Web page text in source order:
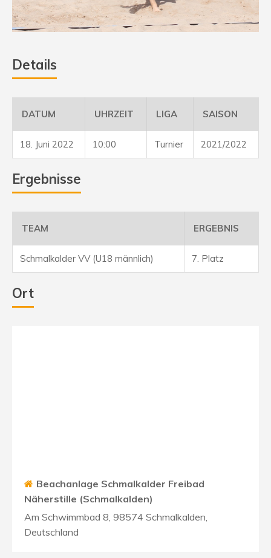
Details
DATUM UHRZEIT LIGA SAISON
18. Juni 2022 10:00 Turnier 2021/2022
Ergebnisse
TEAM ERGEBNIS
Schmalkalder VV (U18 männlich) 7. Platz
Ort
Beachanlage Schmalkalder Freibad
Näherstille (Schmalkalden)
Am Schwimmbad 8, 98574 Schmalkalden,
Deutschland